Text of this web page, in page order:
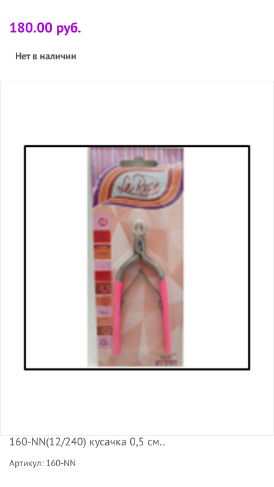
180.00 руб.
Нет в наличии
160-NN(12/240) кусачка 0,5 см..
Артикул: 160-NN